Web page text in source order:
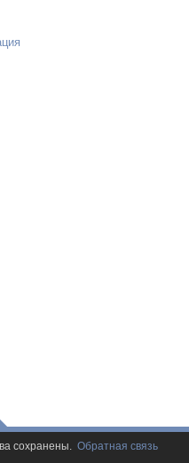
сохранены. Обратная связь